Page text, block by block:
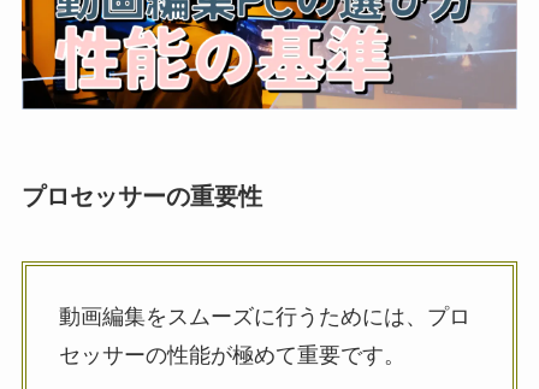
プロセッサーの重要性
動画編集をスムーズに行うためには、プロ
セッサーの性能が極めて重要です。